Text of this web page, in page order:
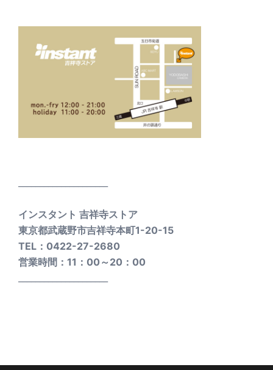
インスタント 吉祥寺ストア
東京都武蔵野市吉祥寺本町1-20-15
TEL：0422-27-2680
営業時間：11：00～20：00